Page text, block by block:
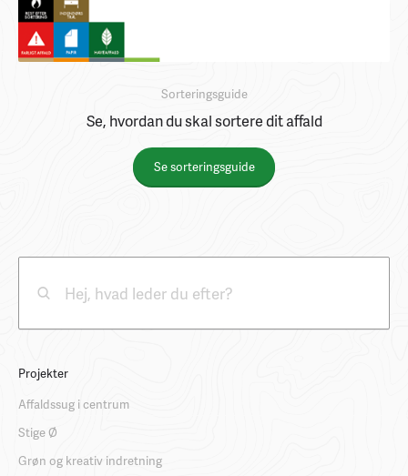
Sorteringsguide
Se, hvordan du skal sortere dit affald
Se sorteringsguide
Projekter
Affaldssug i centrum
Stige Ø
Grøn og kreativ indretning